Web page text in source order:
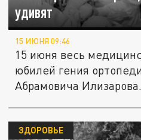
удивят
15 ИЮНЯ 09:46
15 июня весь
юбилей гения ортопедии
Абрамовича
ЗДОРОВЬЕ